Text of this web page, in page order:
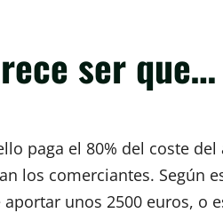
ser que…
paga el 80% del coste
los comerciantes. Según
unos 2500 euros, o